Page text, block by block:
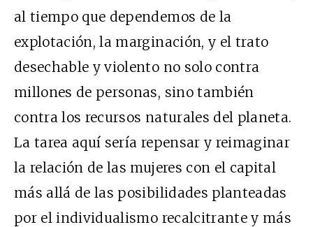
al tiempo que dependemos de la
explotación, la marginación, y el trato
desechable y violento no solo contra
millones de personas, sino también
contra los recursos naturales del planeta.
La tarea aquí sería repensar y reimaginar
la relación de las mujeres con el capital
más allá de las posibilidades planteadas
por el individualismo recalcitrante y más